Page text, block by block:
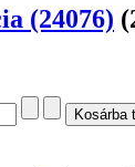
(24076)